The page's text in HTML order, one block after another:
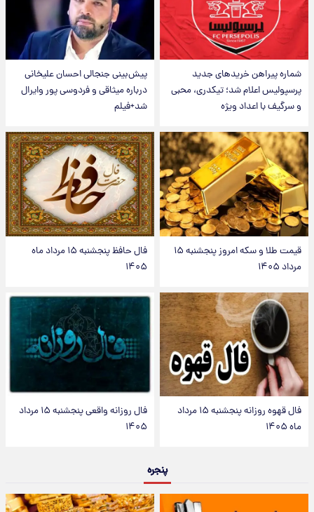
شماره پیراهن خریدهای جدید
پرسپولیس اعلام شد؛ تیکدری، محبی
و سرگیف با اعداد ویژه
پیش‌بینی جنجالی احسان علیخانی
درباره میثاقی و فردوسی پور وایرال
شد+فیلم
قیمت طلا و سکه امروز پنجشنبه ۱۵
مرداد ۱۴۰۵
فال حافظ پنجشنبه ۱۵ مرداد ماه
۱۴۰۵
فال قهوه روزانه پنجشنبه ۱۵ مرداد
ماه ۱۴۰۵
فال روزانه واقعی پنجشنبه ۱۵ مرداد
۱۴۰۵
پنجره